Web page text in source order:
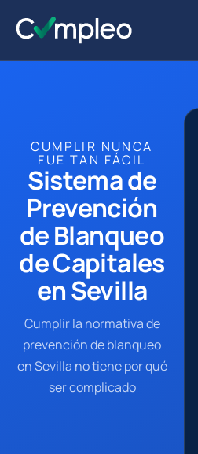
CUMPLIR NUNCA
FUE TAN FÁCIL
Sistema de
Prevención
de Blanqueo
de Capitales
en Sevilla
Cumplir la normativa de
prevención de blanqueo
en Sevilla no tiene por qué
ser complicado